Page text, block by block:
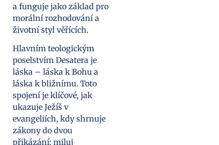
a funguje jako základ pro
morální rozhodování a
životní styl věřících.
Hlavním teologickým
poselstvím Desatera je
láska – láska k Bohu a
láska k bližnímu. Toto
spojení je klíčové, jak
ukazuje Ježíš v
evangeliích, kdy shrnuje
zákony do dvou
přikázání: miluj